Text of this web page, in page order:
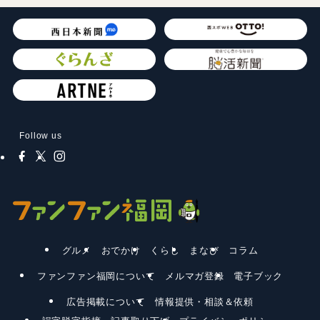
Follow us
グルメ おでかけ くらし まなび コラム
ファンファン福岡について メルマガ登録 電子ブック
広告掲載について
情報提供・相談＆依頼